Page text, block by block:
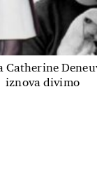
iznova divimo